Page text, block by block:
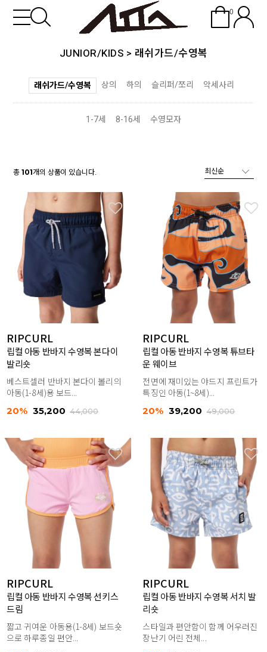
0
JUNIOR/KIDS > 래쉬가드/수영복
래쉬가드/수영복 상의 하의 슬리퍼/쪼리 악세사리
1-7세 8-16세 수영모자
총101개의 상품이 있습니다.
RIPCURL
립컬 아동 반바지 수영복 본다이
발리숏
베스트셀러 반바지 본다이 볼리의
아동(1-8세)용 보드...
20% 35,200 44,000
RIPCURL
립컬 아동 반바지 수영복 튜브타
운 웨이브
전면에 재미있는 야드지 프린트가
특징인 아동(1~8세)...
20% 39,200 49,000
RIPCURL
립컬 아동 반바지 수영복 선키스
드림
짧고 귀여운 아동용(1-8세) 보드숏
으로 하루종일 편안...
RIPCURL
립컬 아동 반바지 수영복 서치 발
리숏
스타일과 편안함이 함께 어우러진
장난기 어린 전체...